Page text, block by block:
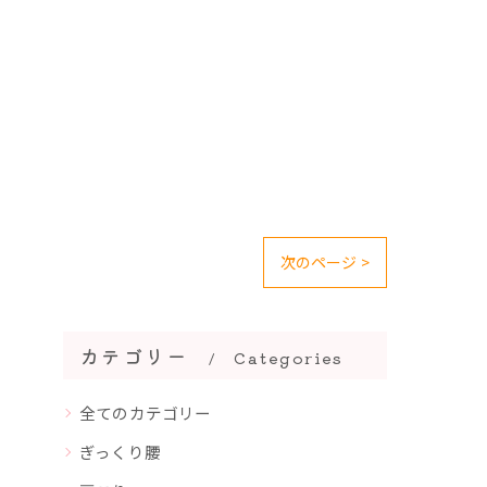
次のページ >
カテゴリー Categories
全てのカテゴリー
ぎっくり腰